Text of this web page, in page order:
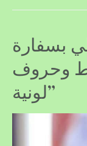
بسفارة
وحروف
لونية”